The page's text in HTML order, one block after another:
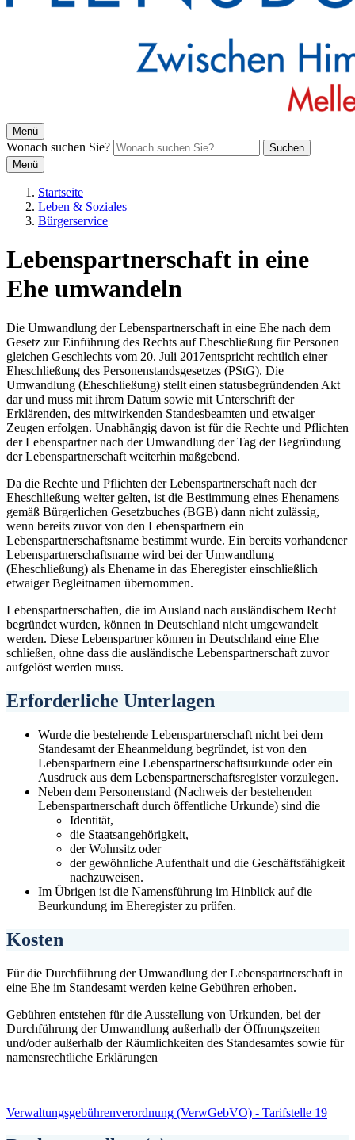
Menü
Wonach suchen Sie?
Suchen
Menü
Startseite
Leben & Soziales
Bürgerservice
Lebenspartnerschaft in eine
Ehe umwandeln
Die Umwandlung der Lebenspartnerschaft in eine Ehe nach dem
Gesetz zur Einführung des Rechts auf Eheschließung für Personen
gleichen Geschlechts vom 20. Juli 2017entspricht rechtlich einer
Eheschließung des Personenstandsgesetzes (PStG). Die
Umwandlung (Eheschließung) stellt einen statusbegründenden Akt
dar und muss mit ihrem Datum sowie mit Unterschrift der
Erklärenden, des mitwirkenden Standesbeamten und etwaiger
Zeugen erfolgen. Unabhängig davon ist für die Rechte und Pflichten
der Lebenspartner nach der Umwandlung der Tag der Begründung
der Lebenspartnerschaft weiterhin maßgebend.
Da die Rechte und Pflichten der Lebenspartnerschaft nach der
Eheschließung weiter gelten, ist die Bestimmung eines Ehenamens
gemäß Bürgerlichen Gesetzbuches (BGB) dann nicht zulässig,
wenn bereits zuvor von den Lebenspartnern ein
Lebenspartnerschaftsname bestimmt wurde. Ein bereits vorhandener
Lebenspartnerschaftsname wird bei der Umwandlung
(Eheschließung) als Ehename in das Eheregister einschließlich
etwaiger Begleitnamen übernommen.
Lebenspartnerschaften, die im Ausland nach ausländischem Recht
begründet wurden, können in Deutschland nicht umgewandelt
werden. Diese Lebenspartner können in Deutschland eine Ehe
schließen, ohne dass die ausländische Lebenspartnerschaft zuvor
aufgelöst werden muss.
Erforderliche Unterlagen
Wurde die bestehende Lebenspartnerschaft nicht bei dem
Standesamt der Eheanmeldung begründet, ist von den
Lebenspartnern eine Lebenspartnerschaftsurkunde oder ein
Ausdruck aus dem Lebenspartnerschaftsregister vorzulegen.
Neben dem Personenstand (Nachweis der bestehenden
Lebenspartnerschaft durch öffentliche Urkunde) sind die
Identität,
die Staatsangehörigkeit,
der Wohnsitz oder
der gewöhnliche Aufenthalt und die Geschäftsfähigkeit
nachzuweisen.
Im Übrigen ist die Namensführung im Hinblick auf die
Beurkundung im Eheregister zu prüfen.
Kosten
Für die Durchführung der Umwandlung der Lebenspartnerschaft in
eine Ehe im Standesamt werden keine Gebühren erhoben.
Gebühren entstehen für die Ausstellung von Urkunden, bei der
Durchführung der Umwandlung außerhalb der Öffnungszeiten
und/oder außerhalb der Räumlichkeiten des Standesamtes sowie für
namensrechtliche Erklärungen
Verwaltungsgebührenverordnung (VerwGebVO) - Tarifstelle 19